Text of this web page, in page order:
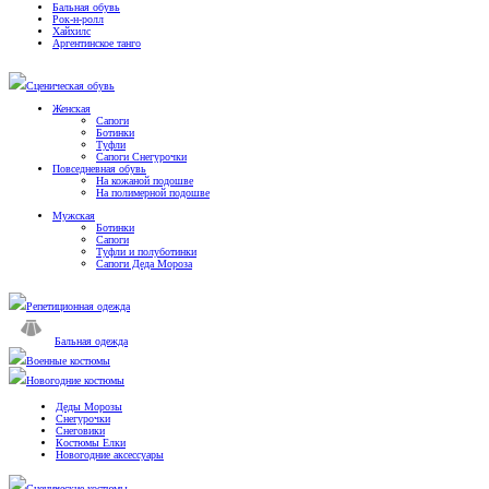
Бальная обувь
Рок-н-ролл
Хайхилс
Аргентинское танго
Сценическая обувь
Женская
Сапоги
Ботинки
Туфли
Сапоги Снегурочки
Повседневная обувь
На кожаной подошве
На полимерной подошве
Мужская
Ботинки
Сапоги
Туфли и полуботинки
Сапоги Деда Мороза
Репетиционная одежда
Бальная одежда
Военные костюмы
Новогодние костюмы
Деды Морозы
Снегурочки
Снеговики
Костюмы Елки
Новогодние аксессуары